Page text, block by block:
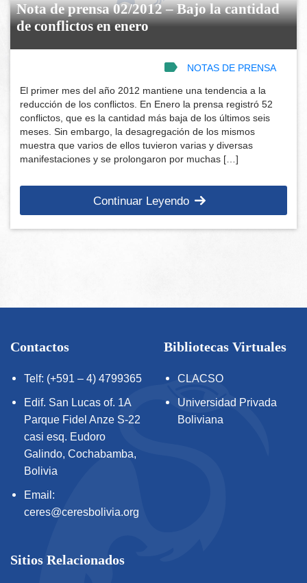
Nota de prensa 02/2012 – Bajo la cantidad
de conflictos en enero
NOTAS DE PRENSA
El primer mes del año 2012 mantiene una tendencia a la
reducción de los conflictos. En Enero la prensa registró 52
conflictos, que es la cantidad más baja de los últimos seis
meses. Sin embargo, la desagregación de los mismos
muestra que varios de ellos tuvieron varias y diversas
manifestaciones y se prolongaron por muchas […]
Continuar Leyendo
Contactos
Telf: (+591 – 4) 4799365
Edif. San Lucas of. 1A
Parque Fidel Anze S-22
casi esq. Eudoro
Galindo, Cochabamba,
Bolivia
Email:
ceres@ceresbolivia.org
Bibliotecas Virtuales
CLACSO
Universidad Privada
Boliviana
Sitios Relacionados